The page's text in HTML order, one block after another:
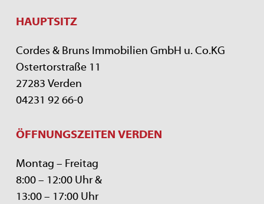
HAUPTSITZ
Cordes & Bruns Immobilien GmbH u. Co.KG
Ostertorstraße 11
27283 Verden
04231 92 66-0
ÖFFNUNGSZEITEN VERDEN
Montag – Freitag
8:00 – 12:00 Uhr &
13:00 – 17:00 Uhr